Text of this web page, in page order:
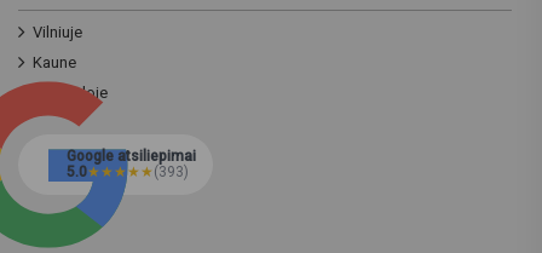
Vilniuje
Kaune
Klaipėdoje
Google atsiliepimai
5.0★★★★★(393)